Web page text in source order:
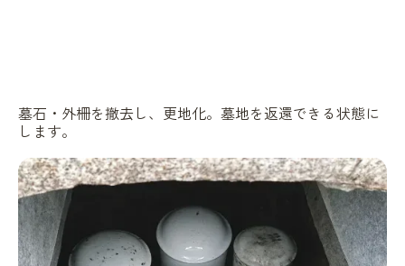
墓石・外柵を撤去し、更地化。墓地を返還できる状態に
します。